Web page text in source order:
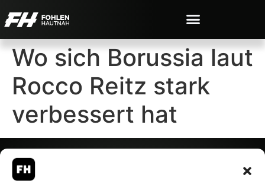
Wo sich Borussia laut
Rocco Reitz stark
verbessert hat